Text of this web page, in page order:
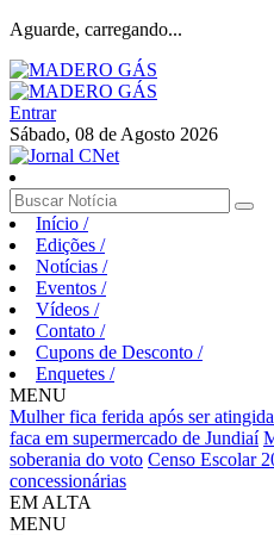
Aguarde, carregando...
Entrar
Sábado, 08 de Agosto 2026
Início /
Edições /
Notícias /
Eventos /
Vídeos /
Contato /
Cupons de Desconto /
Enquetes /
MENU
Mulher fica ferida após ser
faca em supermercado de Jundiaí
soberania do voto Censo Escolar
concessionárias
EM ALTA
MENU